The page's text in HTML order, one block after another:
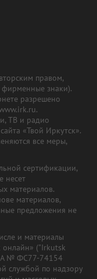
правом,
фирменные знаки).
разрешено
ТВ и радио
«Твой Иркутск».
все меры,
сертификации,
несет
материалов.
материалов,
предложения не
и материалы
онлайн» ("Irkutsk
№ ФС77-74154
службой по надзору